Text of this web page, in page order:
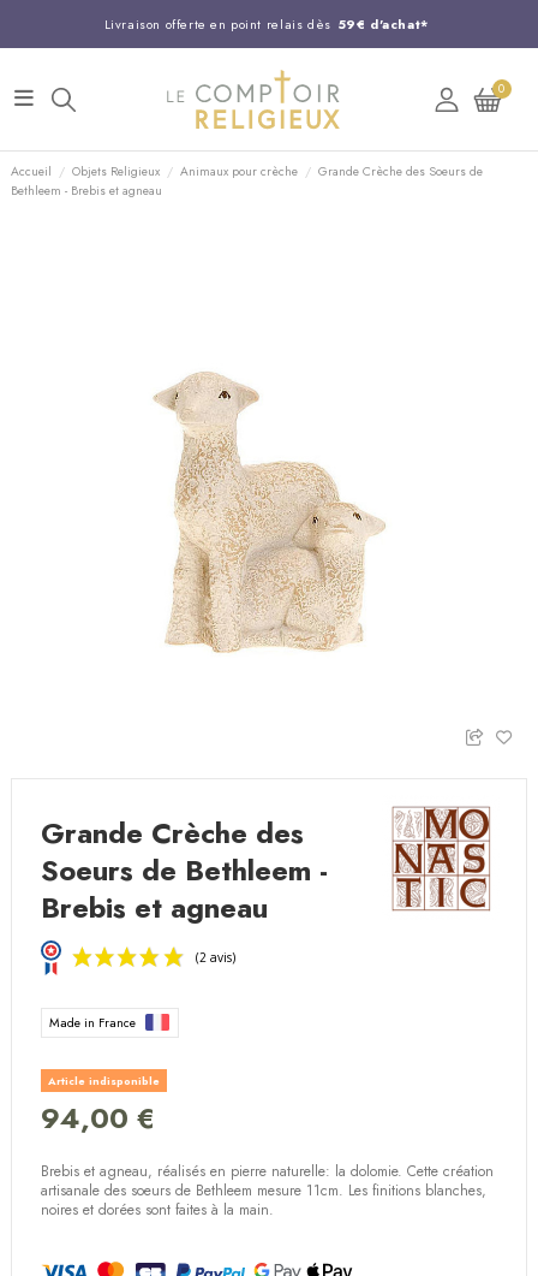
Livraison offerte en point relais dès 59€ d'achat*
Entreprise Française familiale
Support client disponible au 03 20 24 74 15
Commandez avant 14H, expédition le jour même !
0
Accueil Objets Religieux Animaux pour crèche
Grande Crèche des Soeurs de
Bethleem - Brebis et agneau
Grande Crèche des
Soeurs de Bethleem -
Brebis et agneau
Made in France
Article indisponible
94,00 €
Brebis et agneau, réalisés en pierre naturelle: la dolomie. Cette création
artisanale des soeurs de Bethleem mesure 11cm. Les finitions blanches,
noires et dorées sont faites à la main.